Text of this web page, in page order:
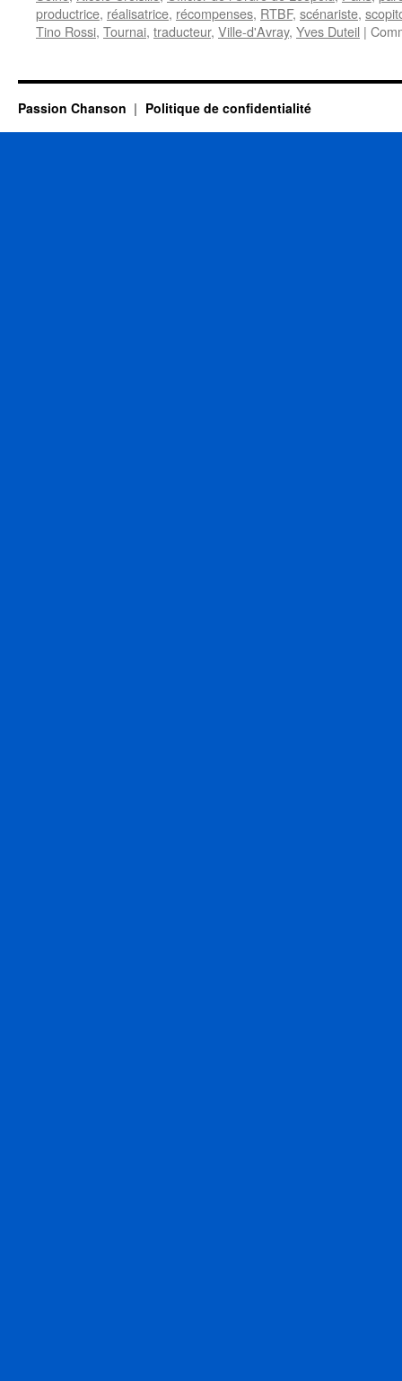
productrice, réalisatrice, récompenses, RTBF, scénariste,
Tino Rossi, Tournai, traducteur, Ville-d'Avray, Yves Duteil |
Passion Chanson Politique de confidentialité